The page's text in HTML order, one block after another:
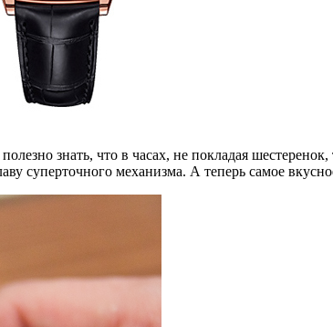
знать, что в часах, не покладая
суперточного механизма. А теперь самое